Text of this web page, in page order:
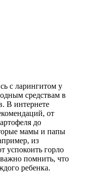
с ларингитом у
средствам в
В интернете
от
до
мамы и папы
из
успокоить горло
помнить, что
ребенка.